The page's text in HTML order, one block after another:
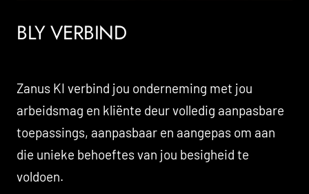
BLY VERBIND
Zanus KI verbind jou onderneming met jou
arbeidsmag en kliënte deur volledig aanpasbare
toepassings, aanpasbaar en aangepas om aan
die unieke behoeftes van jou besigheid te
voldoen.